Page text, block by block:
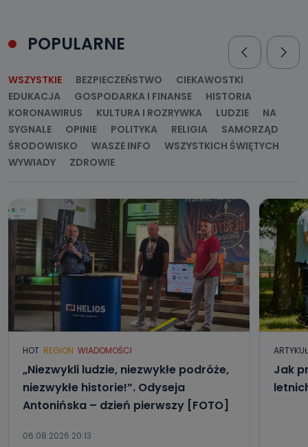
POPULARNE
WSZYSTKIE BEZPIECZEŃSTWO
CIEKAWOSTKI
EDUKACJA
GOSPODARKA I FINANSE
HISTORIA
KORONAWIRUS
KULTURA I ROZRYWKA LUDZIE
NA
SYGNALE
OPINIE POLITYKA RELIGIA
SAMORZĄD
ŚRODOWISKO
WASZE INFO
WSZYSTKICH ŚWIĘTYCH
WYWIADY
ZDROWIE
HOT REGION WIADOMOŚCI
„Niezwykli ludzie, niezwykłe podróże,
niezwykłe historie!”. Odyseja
Antonińska – dzień pierwszy [FOTO]
06.08.2026 20:13
Jak